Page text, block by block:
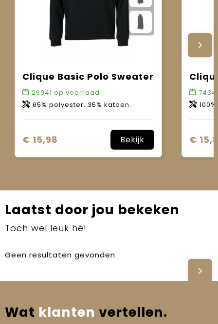
Clique Basic Polo Sweater
26041 op voorraad
65% polyester, 35% katoen.
€ 15,98 Bekijk
7434
€
Laatst door jou bekeken
Toch wel leuk hé!
Geen resultaten gevonden.
Wat klanten vertellen.